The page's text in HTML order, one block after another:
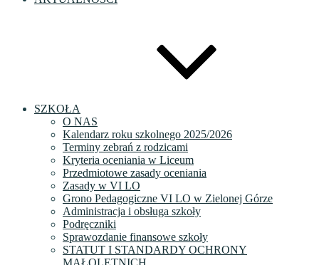
SZKOŁA
O NAS
Kalendarz roku szkolnego 2025/2026
Terminy zebrań z rodzicami
Kryteria oceniania w Liceum
Przedmiotowe zasady oceniania
Zasady w VI LO
Grono Pedagogiczne VI LO w Zielonej Górze
Administracja i obsługa szkoły
Podręczniki
Sprawozdanie finansowe szkoły
STATUT I STANDARDY OCHRONY
MAŁOLETNICH